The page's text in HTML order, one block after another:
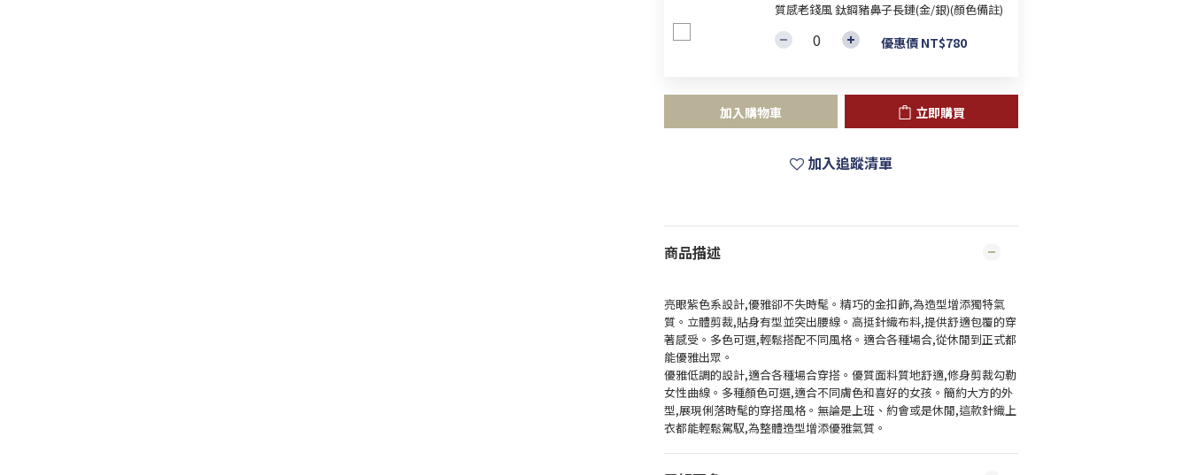
質感老錢風 鈦鋼豬鼻子長鏈(金/銀)(顏色備註)
優惠價 NT$780
加入購物車 立即購買
加入追蹤清單
商品描述
亮眼紫色系設計,優雅卻不失時髦。精巧的金扣飾,為造型增添獨特氣
質。立體剪裁,貼身有型並突出腰線。高挺針織布料,提供舒適包覆的穿
著感受。多色可選,輕鬆搭配不同風格。適合各種場合,從休閒到正式都
能優雅出眾。
優雅低調的設計,適合各種場合穿搭。優質面料質地舒適,修身剪裁勾勒
女性曲線。多種顏色可選,適合不同膚色和喜好的女孩。簡約大方的外
型,展現俐落時髦的穿搭風格。無論是上班、約會或是休閒,這款針織上
衣都能輕鬆駕馭,為整體造型增添優雅氣質。